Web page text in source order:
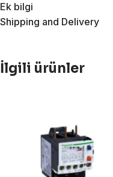
Ek bilgi
Shipping and Delivery
İlgili ürünler